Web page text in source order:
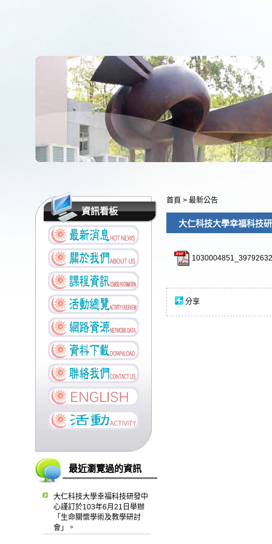
資訊看板
最近瀏覽過的資訊
大仁科技大學幸福科技研發中
心謹訂於103年6月21日舉辦
「生命關懷學術及教學研討
會」。
首頁 > 最新公告
大仁科技大學幸福科技
分享